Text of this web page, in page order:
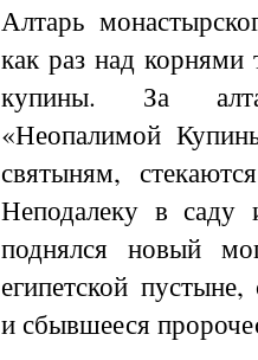
Алтарь
как раз над
купины. За
«Неопалимой
святыням,
Неподалеку в саду
поднялся новый
египетской
и сбывшееся